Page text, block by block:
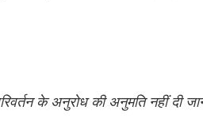
के अनुरोध की अनुमति नहीं दी